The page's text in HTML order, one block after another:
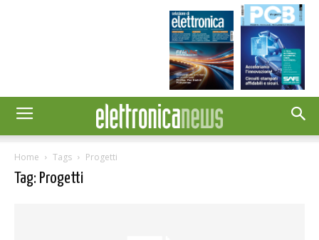
Home Tags Progetti
Tag: Progetti